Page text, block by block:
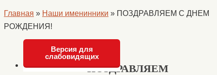
Главная » Наши именинники » ПОЗДРАВЛЯЕМ С ДНЕМ
РОЖДЕНИЯ!
ПОЗДРАВЛЯЕМ
Версия для
слабовидящих